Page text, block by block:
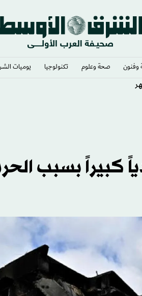
وفنون صحة وعلوم تكنولوجيا يوميات
كبيراً بسبب